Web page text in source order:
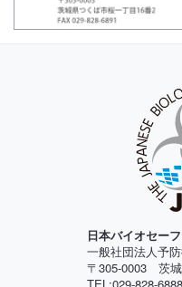
日本バイオセー
一般社団法人予
〒305-0003 茨